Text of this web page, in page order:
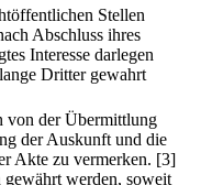
Stellen
Abschluss ihres
Interesse darlegen
Dritter gewahrt
von der Übermittlung
der Auskunft und die
Akte zu vermerken. [3]
werden, soweit